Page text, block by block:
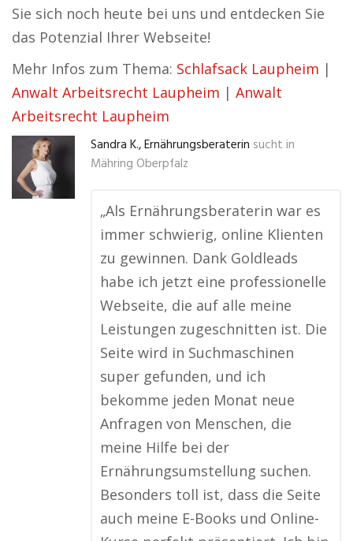
Sie sich noch heute bei uns und entdecken Sie
das Potenzial Ihrer Webseite!
Mehr Infos zum Thema: Schlafsack Laupheim |
Anwalt Arbeitsrecht Laupheim | Anwalt
Arbeitsrecht Laupheim
Sandra K., Ernährungsberaterin sucht in
Mähring Oberpfalz
„Als Ernährungsberaterin war es
immer schwierig, online Klienten
zu gewinnen. Dank Goldleads
habe ich jetzt eine professionelle
Webseite, die auf alle meine
Leistungen zugeschnitten ist. Die
Seite wird in Suchmaschinen
super gefunden, und ich
bekomme jeden Monat neue
Anfragen von Menschen, die
meine Hilfe bei der
Ernährungsumstellung suchen.
Besonders toll ist, dass die Seite
auch meine E-Books und Online-